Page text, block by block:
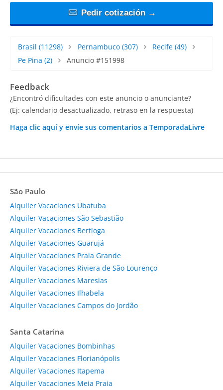
Pedir cotización →
Brasil (11298) Pernambuco(307) Recife (49)
Pe Pina (2) Anuncio #151998
Feedback
¿Encontró dificultades con este anuncio o anunciante?
(Ej: calendario desactualizado, retraso en la respuesta)
Haga clic aquí y envíe sus comentarios a TemporadaLivre
São Paulo
Alquiler Vacaciones Ubatuba
Alquiler Vacaciones São Sebastião
Alquiler Vacaciones Bertioga
Alquiler Vacaciones Guarujá
Alquiler Vacaciones Praia Grande
Alquiler Vacaciones Riviera de São Lourenço
Alquiler Vacaciones Maresias
Alquiler Vacaciones Ilhabela
Alquiler Vacaciones Campos do Jordão
Santa Catarina
Alquiler Vacaciones Bombinhas
Alquiler Vacaciones Florianópolis
Alquiler Vacaciones Itapema
Alquiler Vacaciones Meia Praia